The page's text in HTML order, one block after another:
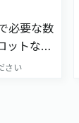
必要な数
ットなら
す。 ＜
さい